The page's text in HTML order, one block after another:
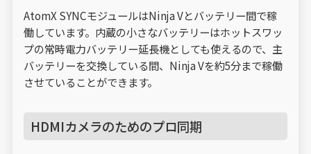
AtomX SYNCモジュールはNinja Vとバッテリー間で稼
働しています。内蔵の小さなバッテリーはホットスワッ
プの常時電力バッテリー延長機としても使えるので、主
バッテリーを交換している間、Ninja Vを約5分まで稼働
させていることができます。
HDMIカメラのためのプロ同期